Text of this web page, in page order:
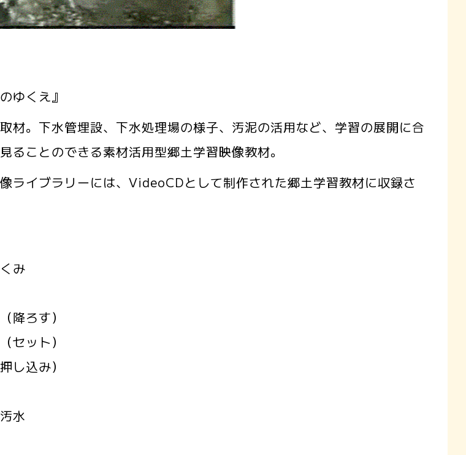
ゆくえ』
材。下水管埋設、下水処理場の様子、汚泥の活用など、学習の展開に合
ることのできる素材活用型郷土学習映像教材。
ライブラリーには、VideoCDとして制作された郷土学習教材に収録さ
み
降ろす）
セット）
し込み）
水